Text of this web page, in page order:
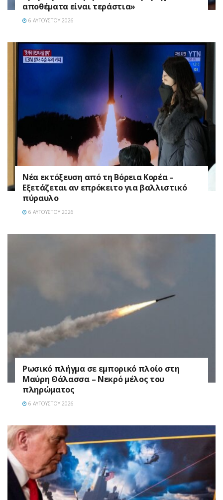
αποθέματα είναι τεράστια»
6 ΑΥΓΟΎΣΤΟΥ 2026
Νέα εκτόξευση από τη Βόρεια Κορέα –
Εξετάζεται αν επρόκειτο για βαλλιστικό
πύραυλο
6 ΑΥΓΟΎΣΤΟΥ 2026
Ρωσικό πλήγμα σε εμπορικό πλοίο στη
Μαύρη Θάλασσα – Νεκρό μέλος του
πληρώματος
6 ΑΥΓΟΎΣΤΟΥ 2026